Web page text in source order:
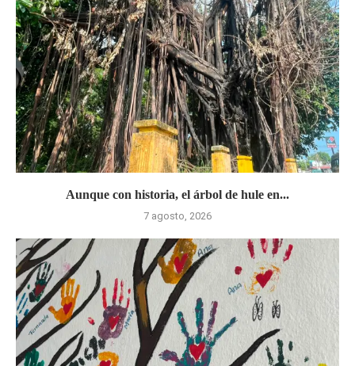
Aunque con historia, el árbol de hule en...
7 agosto, 2026